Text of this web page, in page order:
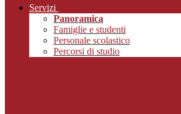
Servizi
Panoramica
Famiglie e studenti
Personale scolastico
Percorsi di studio